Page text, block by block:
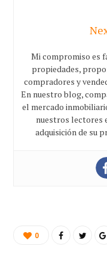
Mi compromiso es
propiedades,
compradores y
En nuestro blog,
el mercado
nuestros lectores
adquisición de su
0